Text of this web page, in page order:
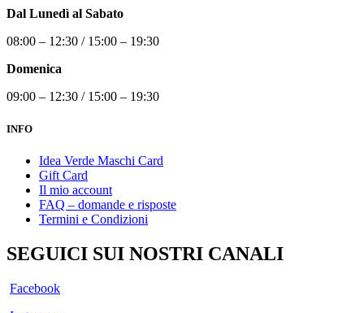
Dal Lunedì al Sabato
08:00 – 12:30 / 15:00 – 19:30
Domenica
09:00 – 12:30 / 15:00 – 19:30
INFO
Idea Verde Maschi Card
Gift Card
Il mio account
FAQ – domande e risposte
Termini e Condizioni
SEGUICI SUI NOSTRI CANALI
Facebook